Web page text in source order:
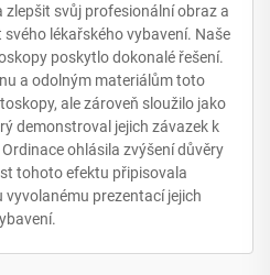
zlepšit svůj profesionální obraz a
lékařského vybavení. Naše
poskytlo dokonalé řešení.
a odolným materiálům toto
ale zároveň sloužilo jako
demonstroval jejich závazek k
ohlásila zvýšení důvěry
tohoto efektu připisovala
prezentací jejich